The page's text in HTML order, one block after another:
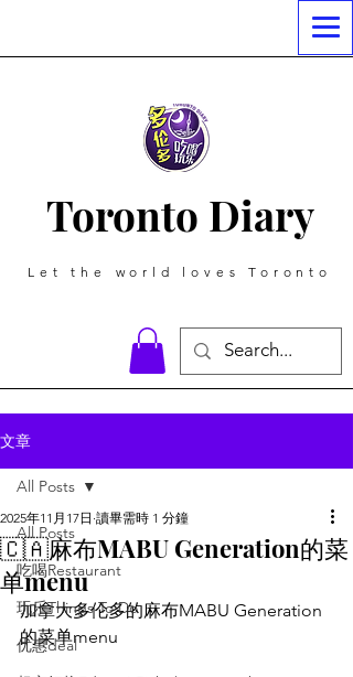
Toronto Diary
Let the world loves Toronto
文章
All Posts
吃喝Restaurant
玩乐Things To Do
优惠deal
All Posts
🇨🇦麻布MABU Generation的菜
单menu
2025年11月17日 讀畢需時 1 分鐘
加拿大多伦多的麻布MABU Generation
的菜单menu